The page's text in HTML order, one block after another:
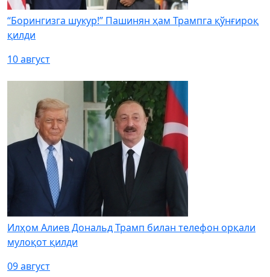
“Борингизга шукур!” Пашинян ҳам Трампга қўнғироқ
қилди
10 август
Илҳом Алиев Дональд Трамп билан телефон орқали
мулоқот қилди
09 август